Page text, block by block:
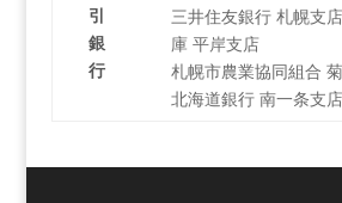
引
銀
行
三井住友銀行 札幌支
庫 平岸支店
札幌市農業協同組合
北海道銀行 南一条支店